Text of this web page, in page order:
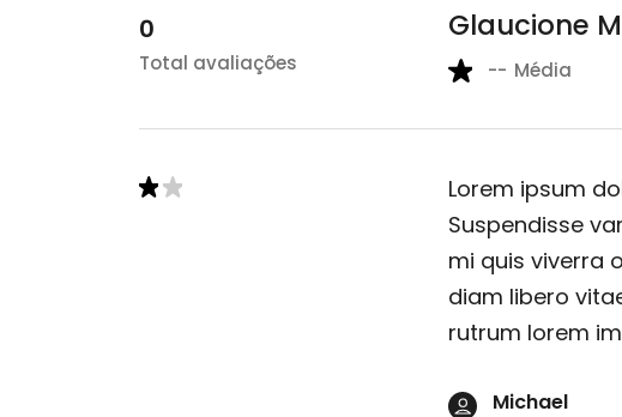
0
Total avaliações
Glaucione
-- Média
Lorem ipsum
Suspendisse
mi quis viverra
diam libero
rutrum lorem
Michael